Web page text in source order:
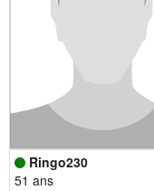
Ringo230
51 ans